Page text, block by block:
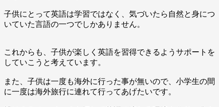
子供にとって英語は学習ではなく、気づいたら自然と身につ
いていた言語の一つでしかありません。
これからも、子供が楽しく英語を習得できるようサポートを
していこうと考えています。
また、子供は一度も海外に行った事が無いので、小学生の間
に一度は海外旅行に連れて行ってあげたいです。